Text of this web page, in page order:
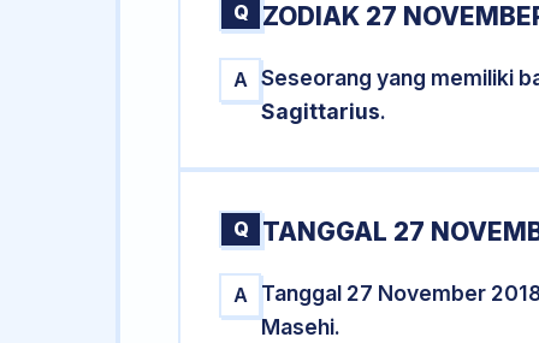
Q ZODIAK 27
A
Seseorang yang memiliki
Sagittarius.
Q TANGGAL 27
A
Tanggal 27 November
Masehi.